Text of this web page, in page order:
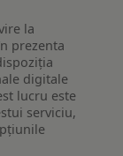
la
prezenta
digitale
lucru este
serviciu,